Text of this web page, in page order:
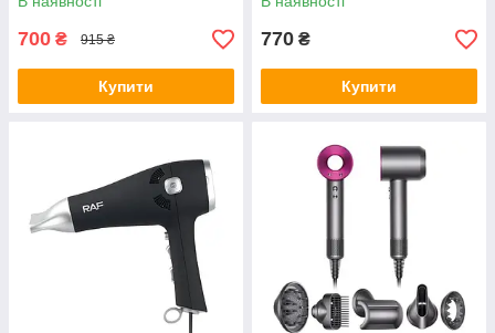
700 ₴ 915 ₴
Купити
770 ₴
Купити